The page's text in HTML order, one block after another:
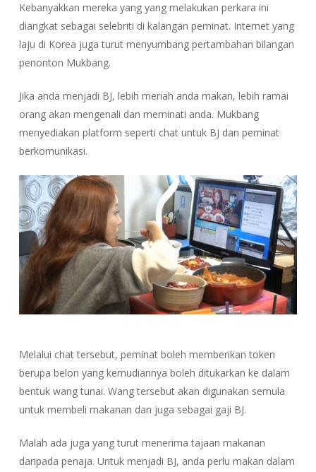
Kebanyakkan mereka yang yang melakukan perkara ini
diangkat sebagai selebriti di kalangan peminat. Internet yang
laju di Korea juga turut menyumbang pertambahan bilangan
penonton Mukbang.
Jika anda menjadi BJ, lebih meriah anda makan, lebih ramai
orang akan mengenali dan meminati anda. Mukbang
menyediakan platform seperti chat untuk BJ dan peminat
berkomunikasi.
Melalui chat tersebut, peminat boleh memberikan token
berupa belon yang kemudiannya boleh ditukarkan ke dalam
bentuk wang tunai. Wang tersebut akan digunakan semula
untuk membeli makanan dan juga sebagai gaji BJ.
Malah ada juga yang turut menerima tajaan makanan
daripada penaja. Untuk menjadi BJ, anda perlu makan dalam